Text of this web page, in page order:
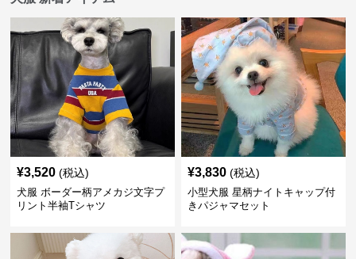
¥3,520 (税込)
犬服 ボーダー柄アメカジ文字プ
リント半袖Tシャツ
¥3,830 (税込)
小型犬服 星柄ナイトキャップ付
きパジャマセット